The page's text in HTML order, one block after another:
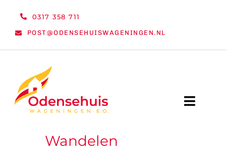
0317 358 711
POST@ODENSEHUISWAGENINGEN.NL
Toggle
WELKOMWandelen